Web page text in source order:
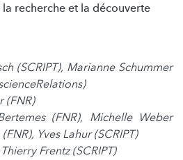
recherche et la découverte
(SCRIPT), Marianne Schummer
(FNR)
(FNR), Michelle Weber
Yves Lahur (SCRIPT)
Frentz (SCRIPT)